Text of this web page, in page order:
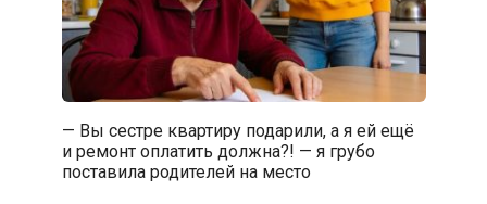
— Вы сестре квартиру подарили, а я ей ещё
и ремонт оплатить должна?! — я грубо
поставила родителей на место